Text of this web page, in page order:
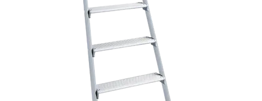
Scale in alluminio
Parapetti Ringhiere Balaustre in acciaio e alluminio